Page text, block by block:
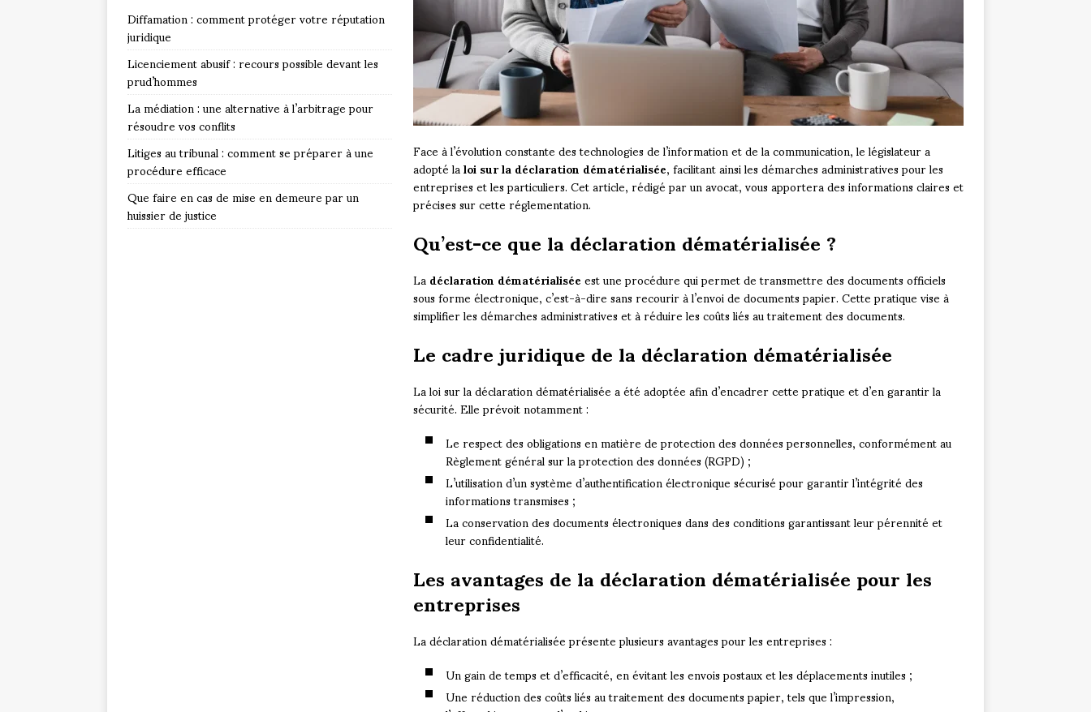
Face à l’évolution constante des technologies de l’information et de la communication, le législateur a
adopté laloi sur la déclaration dématérialisée, facilitant ainsi les démarches administratives pour les
entreprises et les particuliers. Cet article, rédigé par un avocat, vous apportera des informations claires et
précises sur cette réglementation.
Qu’est-ce que la déclaration dématérialisée ?
Ladéclaration dématérialiséeest une procédure qui permet de transmettre des documents officiels
sous forme électronique, c’est-à-dire sans recourir à l’envoi de documents papier. Cette pratique vise à
simplifier les démarches administratives et à réduire les coûts liés au traitement des documents.
Le cadre juridique de la déclaration dématérialisée
La loi sur la déclaration dématérialisée a été adoptée afin d’encadrer cette pratique et d’en garantir la
sécurité. Elle prévoit notamment :
Le respect des obligations en matière de protection des données personnelles, conformément au
Règlement général sur la protection des données (RGPD) ;
L’utilisation d’un système d’authentification électronique sécurisé pour garantir l’intégrité des
informations transmises ;
La conservation des documents électroniques dans des conditions garantissant leur pérennité et
leur confidentialité.
Les avantages de la déclaration dématérialisée pour les
entreprises
La déclaration dématérialisée présente plusieurs avantages pour les entreprises :
Un gain de temps et d’efficacité, en évitant les envois postaux et les déplacements inutiles ;
Une réduction des coûts liés au traitement des documents papier, tels que l’impression,
Diffamation : comment protéger votre réputation
juridique
Licenciement abusif : recours possible devant les
prud’hommes
La médiation : une alternative à l’arbitrage pour
résoudre vos conflits
Litiges au tribunal : comment se préparer à une
procédure efficace
Que faire en cas de mise en demeure par un
huissier de justice